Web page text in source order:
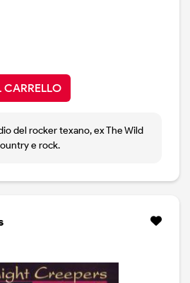
del rocker texano, ex The Wild
e rock.